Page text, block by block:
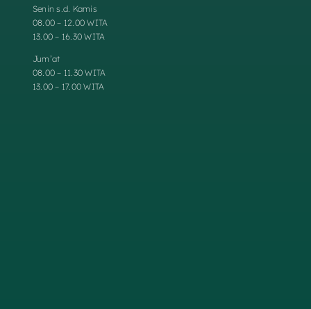
Senin s.d. Kamis
08.00 – 12.00 WITA
13.00 – 16.30 WITA
Jum’at
08.00 – 11.30 WITA
13.00 – 17.00 WITA